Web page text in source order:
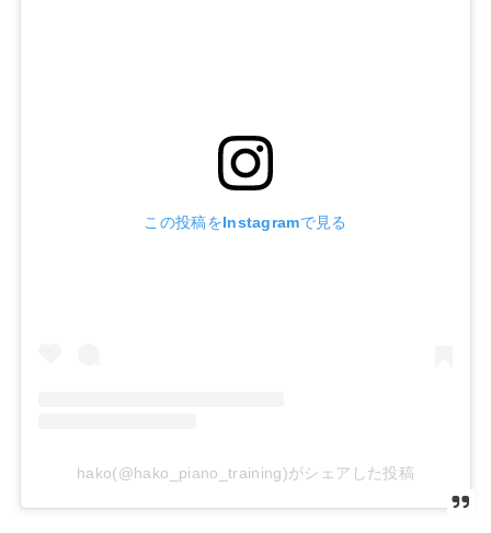
この投稿をInstagramで見る
hako(@hako_piano_training)がシェアした投稿